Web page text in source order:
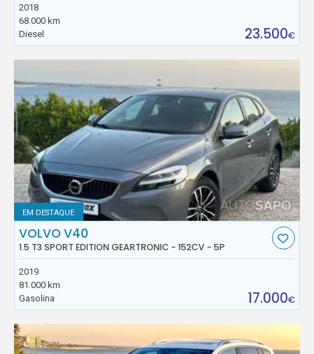
2018
68.000 km
Diesel
23.500€
EM DESTAQUE
VOLVO V40
1.5 T3 SPORT EDITION GEARTRONIC - 152CV - 5P
2019
81.000 km
Gasolina
17.000€